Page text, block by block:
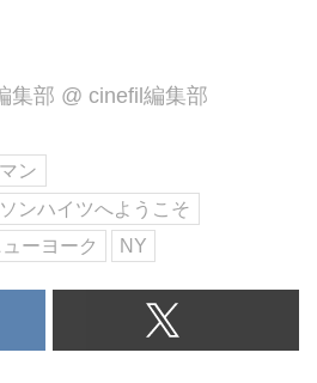
集部 @ cinefil編集部
ン
ンハイツへようこそ
ューヨーク NY